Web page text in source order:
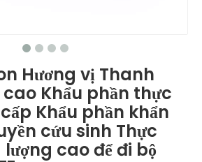
Hương vị Thanh
Khẩu phần thực
Khẩu phần khẩn
cứu sinh Thực
cao để đi bộ